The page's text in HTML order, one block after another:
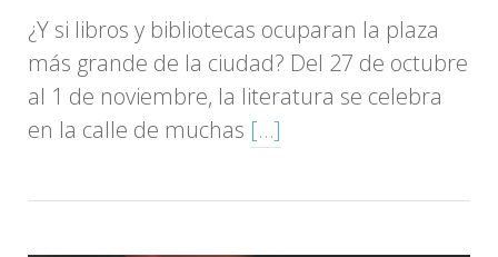
¿Y si libros y bibliotecas ocuparan la plaza
más grande de la ciudad? Del 27 de octubre
al 1 de noviembre, la literatura se celebra
en la calle de muchas […]